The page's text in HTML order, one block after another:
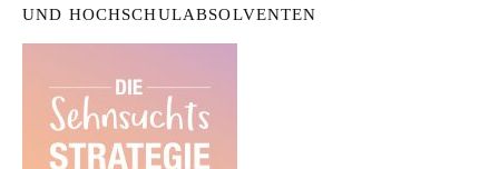
UND HOCHSCHULABSOLVENTEN